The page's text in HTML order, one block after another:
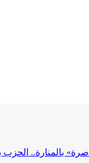
بالمنارة..